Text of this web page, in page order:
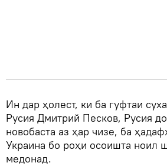
Ин дар ҳолест, ки ба гуфтаи
Русия Дмитрий Песков, Русия
новобаста аз ҳар чизе, ба
Украина бо роҳи осоишта ноил
медонад.